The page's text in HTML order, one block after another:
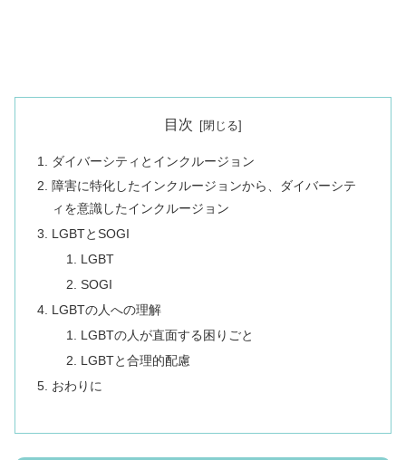
目次
ダイバーシティとインクルージョン
障害に特化したインクルージョンから、ダイバーシテ
ィを意識したインクルージョン
LGBTとSOGI
LGBT
SOGI
LGBTの人への理解
LGBTの人が直面する困りごと
LGBTと合理的配慮
おわりに